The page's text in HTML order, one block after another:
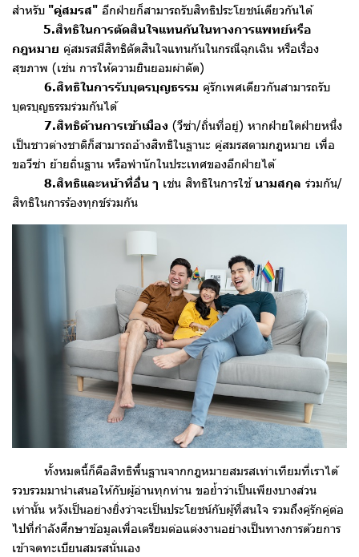
สำหรับ "คู่สมรส" อีกฝ่ายก็สามารถรับสิทธิประโยชน์เดียวกันได้
5.สิทธิในการตัดสินใจแทนกันในทางการแพทย์หรือ
กฎหมาย คู่สมรสมีสิทธิตัดสินใจแทนกันในกรณีฉุกเฉิน หรือเรื่อง
สุขภาพ (เช่น การให้ความยินยอมผ่าตัด)
6.สิทธิในการรับบุตรบุญธรรม คู่รักเพศเดียวกันสามารถรับ
บุตรบุญธรรมร่วมกันได้
7.สิทธิด้านการเข้าเมือง (วีซ่า/ถิ่นที่อยู่) หากฝ่ายใดฝ่ายหนึ่ง
เป็นชาวต่างชาติก็สามารถอ้างสิทธิในฐานะ คู่สมรสตามกฎหมาย เพื่อ
ขอวีซ่า ย้ายถิ่นฐาน หรือพำนักในประเทศของอีกฝ่ายได้
8.สิทธิและหน้าที่อื่น ๆ เช่น สิทธิในการใช้นามสกุล ร่วมกัน/
สิทธิในการร้องทุกข์ร่วมกัน
ทั้งหมดนี้ก็คือสิทธิพื้นฐานจากกฎหมายสมรสเท่าเทียมที่เราได้
รวบรวมมานำเสนอให้กับผู้อ่านทุกท่าน ขอย้ำว่าเป็นเพียงบางส่วน
เท่านั้น หวังเป็นอย่างยิ่งว่าจะเป็นประโยชน์กับผู้ที่สนใจ รวมถึงคู่รักคู่ต่อ
ไปที่กำลังศึกษาข้อมูลเพื่อเตรียมต่อแต่งงานอย่างเป็นทางการด้วยการ
เข้าจดทะเบียนสมรสนั่นเอง